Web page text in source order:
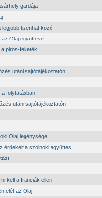
gárdája
legjobb tizenhat közé
az Olaj együttese
a piros-feketék
utáni sajtótájékoztatón
a folytatásban
utáni sajtótájékoztatón
Olaj legénysége
érdekelt a szolnoki együttes
kell a franciák ellen
az Olaj